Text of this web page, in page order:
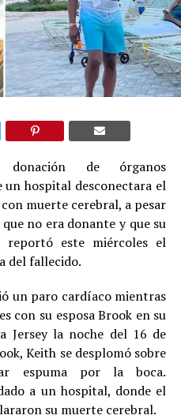
de órganos
un hospital desconectara el
muerte cerebral, a pesar
no era donante y que su
este miércoles el
del fallecido.
un paro cardíaco mientras
con su esposa Brook en su
Jersey la noche del 16 de
Keith se desplomó sobre
espuma por la boca.
a un hospital, donde el
su muerte cerebral.